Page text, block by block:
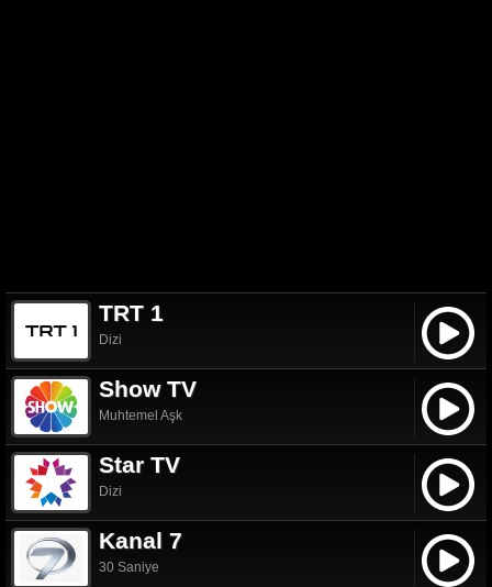
TRT 1
Dizi
Show TV
Muhtemel Aşk
Star TV
Dizi
Kanal 7
30 Saniye